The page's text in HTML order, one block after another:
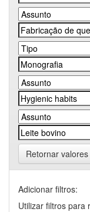
Retornar valores
Adicionar filtros:
Utilizar filtros para